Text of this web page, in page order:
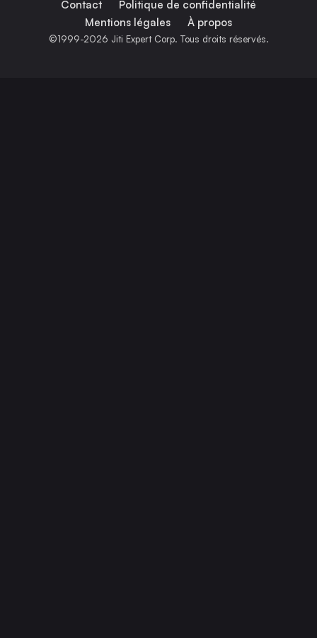
Contact
Politique de confidentialité
Mentions légales
À propos
©1999-2026 Jiti Expert Corp. Tous droits réservés.